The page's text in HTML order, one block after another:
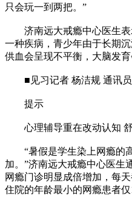
只会玩一到两把。”
济南远大戒瘾中心医生表
一种疾病，青少年由于长期
供血会呈现不平衡，大脑发育
■见习记者 杨洁规 通讯员
提示
心理辅导重在改动认知
“暑假是学生染上网瘾的
加。”济南远大戒瘾中心医生
网瘾门诊明显成倍增加，每
住院的年龄最小的网瘾患者仅